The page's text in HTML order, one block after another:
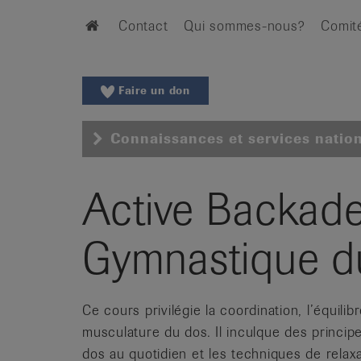
Home
Contact Qui sommes-nous?
Faire un don
Connaissances et services
Active
Gymnastique
Ce cours privilégie la coordination,
musculature du dos. Il inculque des
dos au quotidien et les techniques de